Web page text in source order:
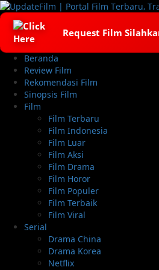
Skip
to
content
Request Film
Primary
Menu
Beranda
Review Film
Rekomendasi Film
Sinopsis Film
Film
Film Terbaru
Film Indonesia
Film Luar
Film Aksi
Film Drama
Film Horor
Film Populer
Film Terbaik
Film Viral
Serial
Drama China
Drama Korea
Netflix